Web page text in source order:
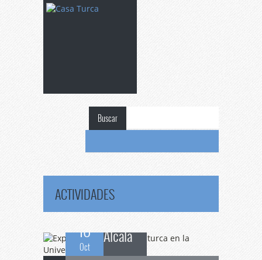
Buscar
ACTIVIDADES
10
Oct
Exposición
caligrafía turca en la
Universidad de
Alcalá